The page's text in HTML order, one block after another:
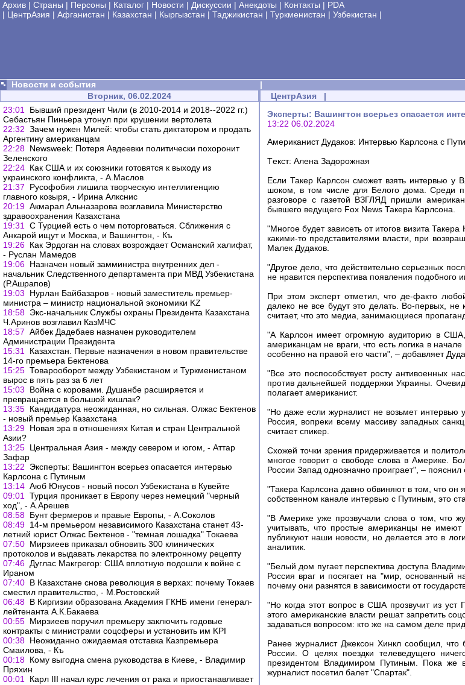
Архив | Страны | Персоны | Каталог | Новости | Дискуссии | Анекдоты | Контакты | PDA
| ЦентрАзия | Афганистан | Казахстан | Кыргызстан | Таджикистан | Туркменистан | Узбекистан |
Новости и события
|
Вторник, 06.02.2024
23:01
Бывший президент Чили (в 2010-2014 и 2018--2022 гг.)
Себастьян Пиньера утонул при крушении вертолета
22:32 Зачем нужен Милей: чтобы стать диктатором и продать
Аргентину американцам
22:28 Newsweek: Потеря Авдеевки политически похоронит
Зеленского
22:24 Как США и их союзники готовятся к выходу из
украинского конфликта, - А.Маслов
21:37
Русофобия лишила творческую интеллигенцию
главного козыря, - Ирина Алкснис
20:19 Акмарал Альназарова возглавила Министерство
здравоохранения Казахстана
19:31
C Турцией есть о чем поторговаться. Сближения с
Анкарой ищут и Москва, и Вашингтон, - Къ
19:26 Как Эрдоган на словах возрождает Османский халифат,
- Руслан Мамедов
19:06 Назначен новый замминистра внутренних дел -
начальник Следственного департамента при МВД Узбекистана
(Р.Ашрапов)
19:03
Нурлан Байбазаров - новый заместитель премьер-
министра – министр национальной экономики KZ
18:58 Экс-начальник Службы охраны Президента Казахстана
Ч.Аринов возглавил КазМЧС
18:57 Айбек Дадебаев назначен руководителем
Администрации Президента
15:31
Казахстан. Первые назначения в новом правительстве
14-го премьера Бектенова
15:25 Товарооборот между Узбекистаном и Туркменистаном
вырос в пять раз за 6 лет
15:03
Война с коровами. Душанбе расширяется и
превращается в большой кишлак?
13:35 Кандидатура неожиданная, но сильная. Олжас Бектенов
- новый премьер Казахстана
13:29 Новая эра в отношениях Китая и стран Центральной
Азии?
13:25 Центральная Азия - между севером и югом, - Аттар
Зафар
13:22
Эксперты: Вашингтон всерьез опасается интервью
Карлсона с Путиным
13:14 Аюб Юнусов - новый посол Узбекистана в Кувейте
09:01
Турция проникает в Европу через немецкий "черный
ход", - А.Арешев
08:58 Бунт фермеров и правые Европы, - А.Соколов
08:49 14-м премьером независимого Казахстана станет 43-
летний юрист Олжас Бектенов - "темная лошадка" Токаева
07:50 Мирзиеев приказал обновить 300 клинических
протоколов и выдавать лекарства по электронному рецепту
07:46 Дуглас Макгрегор: США вплотную подошли к войне с
Ираном
07:40 В Казахстане снова революция в верхах: почему Токаев
сместил правительство, - М.Ростовский
06:48 В Киргизии образована Академия ГКНБ имени генерал-
лейтенанта А.К.Бакаева
00:55 Мирзиеев поручил премьеру заключить годовые
контракты с министрами соцсферы и установить им KPI
00:38 Неожиданно ожидаемая отставка Казпремьера
Смаилова, - Къ
00:18 Кому выгодна смена руководства в Киеве, - Владимир
Пряхин
00:01
Карл III начал курс лечения от рака и приостанавливает
ЦентрАзия |
Эксперты: Вашингтон всерьез опасается
13:22 06.02.2024
Американист Дудаков: Интервью Карлсона с
Tекст: Алена Задорожная
Если Такер Карлсон сможет взять интервью у
шоком, в том числе для Белого дома. Среди
разговоре с газетой ВЗГЛЯД пришли
бывшего ведущего Fox News Такера Карлсона.
"Многое будет зависеть от итогов визита
какими-то представителями власти, при
Малек Дудаков.
"Другое дело, что действительно серьезных
не нравится перспектива появления подобного
При этом эксперт отметил, что де-факто
далеко не все будут это делать. Во-первых,
считает, что это медиа, занимающиеся
"А Карлсон имеет огромную аудиторию в
американцам не враги, что есть логика в
особенно на правой его части", – добавляет
"Все это поспособствует росту антивоенных
против дальнейшей поддержки Украины.
полагает американист.
"Но даже если журналист не возьмет интервью
Россия, вопреки всему массиву западных
считает спикер.
Схожей точки зрения придерживается и
многое говорит о свободе слова в Америке.
России Запад однозначно проиграет", – пояснил
"Такера Карлсона давно обвиняют в том, что он
собственном канале интервью с Путиным, это
"В Америке уже прозвучали слова о том, что
учитывать, что простые американцы не
публикуют наши новости, но делается это в
аналитик.
"Белый дом пугает перспектива доступа
Россия враг и посягает на "мир, основанный
почему они разнятся в зависимости от
"Но когда этот вопрос в США прозвучит из
этого американские власти решат запретить
задаваться вопросом: кто же на самом деле
Ранее журналист Джексон Хинкл сообщил, что
России. О целях поездки телеведущего
президентом Владимиром Путиным. Пока же
журналист посетил балет "Спартак".